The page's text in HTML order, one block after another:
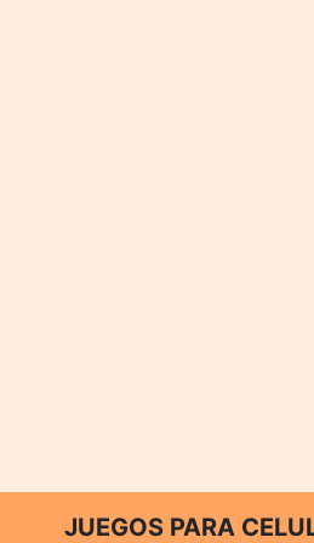
JUEGOS PARA